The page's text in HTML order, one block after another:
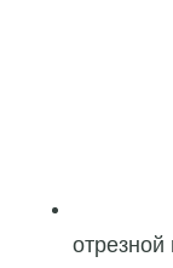
отрезной